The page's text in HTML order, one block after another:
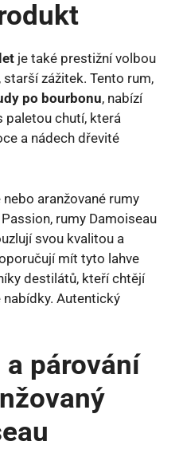
je také prestižní volbou
zážitek. Tento rum,
po bourbonu, nabízí
paletou chutí, která
a nádech dřevité
aranžované rumy
rumy Damoiseau
svou kvalitou a
mít tyto lahve
destilátů, kteří chtějí
Autentický
párování